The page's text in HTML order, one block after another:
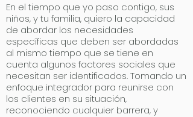
En el tiempo que yo paso contigo, sus
niños, y tu familia, quiero la capacidad
de abordar los necesidades
específicas que deben ser abordadas
al mismo tiempo que se tiene en
cuenta algunos factores sociales que
necesitan ser identificados. Tomando un
enfoque integrador para reunirse con
los clientes en su situación,
reconociendo cualquier barrera, y